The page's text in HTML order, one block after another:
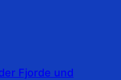
Fjorde und